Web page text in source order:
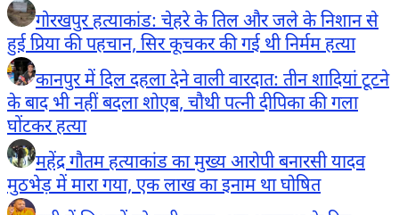
गोरखपुर हत्याकांड: चेहरे के तिल और जले के निशान से
हुई प्रिया की पहचान, सिर कूचकर की गई थी निर्मम हत्या
कानपुर में दिल दहला देने वाली वारदात: तीन शादियां टूटने
के बाद भी नहीं बदला शोएब, चौथी पत्नी दीपिका की गला
घोंटकर हत्या
महेंद्र गौतम हत्याकांड का मुख्य आरोपी बनारसी यादव
मुठभेड़ में मारा गया, एक लाख का इनाम था घोषित